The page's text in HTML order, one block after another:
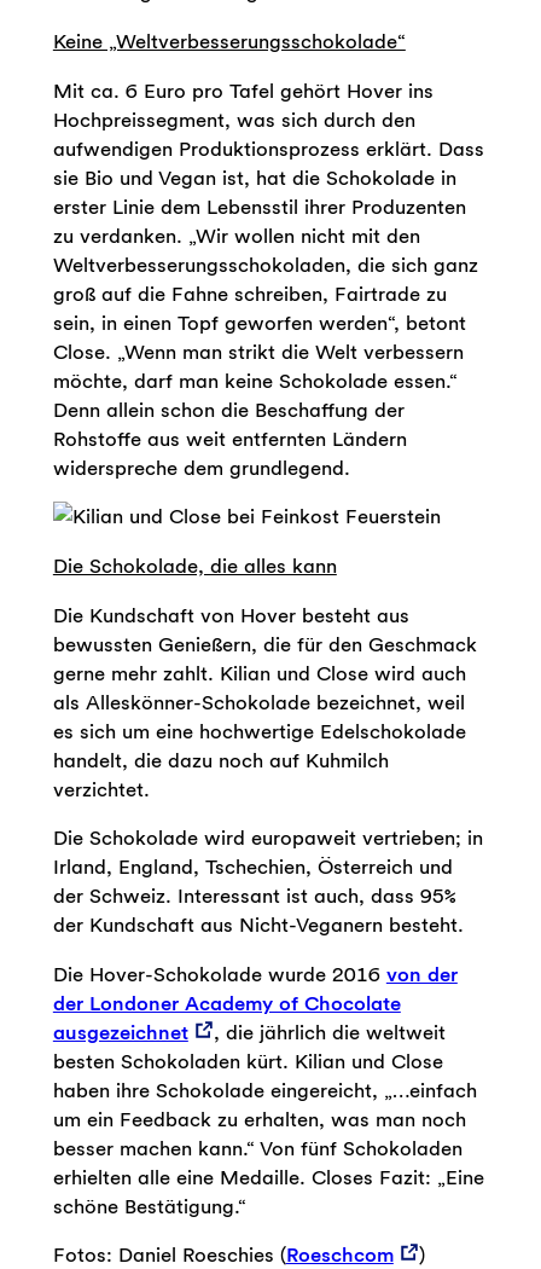
Keine „Weltverbesserungsschokolade“
Mit ca. 6 Euro pro Tafel gehört Hover ins
Hochpreissegment, was sich durch den
aufwendigen Produktionsprozess erklärt. Dass
sie Bio und Vegan ist, hat die Schokolade in
erster Linie dem Lebensstil ihrer Produzenten
zu verdanken. „Wir wollen nicht mit den
Weltverbesserungsschokoladen, die sich ganz
groß auf die Fahne schreiben, Fairtrade zu
sein, in einen Topf geworfen werden“, betont
Close. „Wenn man strikt die Welt verbessern
möchte, darf man keine Schokolade essen.“
Denn allein schon die Beschaffung der
Rohstoffe aus weit entfernten Ländern
widerspreche dem grundlegend.
Die Schokolade, die alles kann
Die Kundschaft von Hover besteht aus
bewussten Genießern, die für den Geschmack
gerne mehr zahlt. Kilian und Close wird auch
als Alleskönner-Schokolade bezeichnet, weil
es sich um eine hochwertige Edelschokolade
handelt, die dazu noch auf Kuhmilch
verzichtet.
Die Schokolade wird europaweit vertrieben; in
Irland, England, Tschechien, Österreich und
der Schweiz. Interessant ist auch, dass 95%
der Kundschaft aus Nicht-Veganern besteht.
Die Hover-Schokolade wurde 2016 von der
der Londoner Academy of Chocolate
ausgezeichnet
, die jährlich die weltweit
besten Schokoladen kürt. Kilian und Close
haben ihre Schokolade eingereicht, „…einfach
um ein Feedback zu erhalten, was man noch
besser machen kann.“ Von fünf Schokoladen
erhielten alle eine Medaille. Closes Fazit: „Eine
schöne Bestätigung.“
Fotos: Daniel Roeschies (Roeschcom )